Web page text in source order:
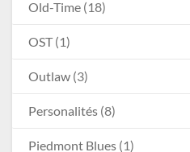
Old-Time (18)
OST(1)
Outlaw (3)
Personalités (8)
Piedmont Blues (1)